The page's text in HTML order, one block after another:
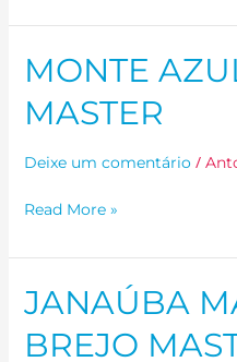
MONTE
MASTER
Deixe um comentário /
MONTE
AZUL
vs
MASTER
Read More »
JANAÚBA
BREJO
JANAÚBA
MASTER
vs